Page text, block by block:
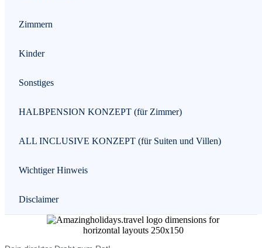
Zimmern
Kinder
Sonstiges
HALBPENSION KONZEPT (für Zimmer)
ALL INCLUSIVE KONZEPT (für Suiten und Villen)
Wichtiger Hinweis
Disclaimer